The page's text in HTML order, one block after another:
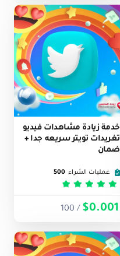
خدمة زيادة مشاهدات فيديو
تغريدات تويتر سريعه جدا +
ضمان
عمليات الشراء 500
تم التقييم 5
$0.001
/ 100